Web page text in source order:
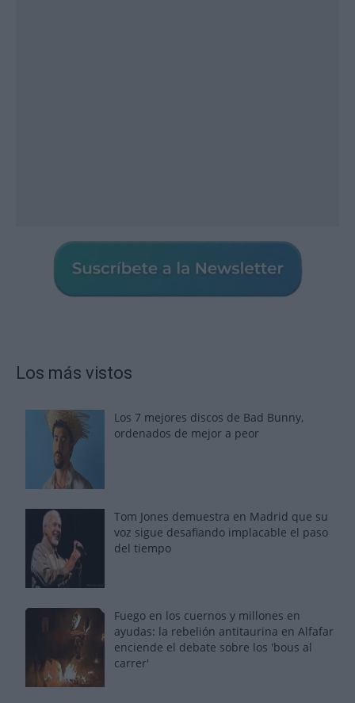
Los más vistos
Los 7 mejores discos de Bad Bunny,
ordenados de mejor a peor
Tom Jones demuestra en Madrid que su
voz sigue desafiando implacable el paso
del tiempo
Fuego en los cuernos y millones en
ayudas: la rebelión antitaurina en Alfafar
enciende el debate sobre los 'bous al
carrer'